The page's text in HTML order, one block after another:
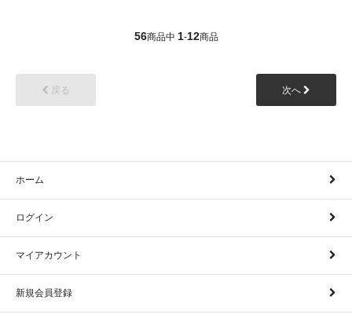
56商品中 1-12商品
戻る 次へ
ホーム
ログイン
マイアカウント
新規会員登録